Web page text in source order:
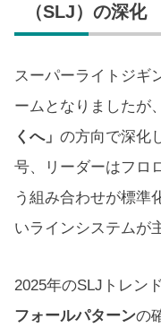
（SLJ）の深化
スーパーライトジギ
ームとなりましたが
くへ」 の方向で深化
号、リーダーはフロ
う組み合わせが標準
いラインシステムが
2025年のSLJトレン
フォールパターンの